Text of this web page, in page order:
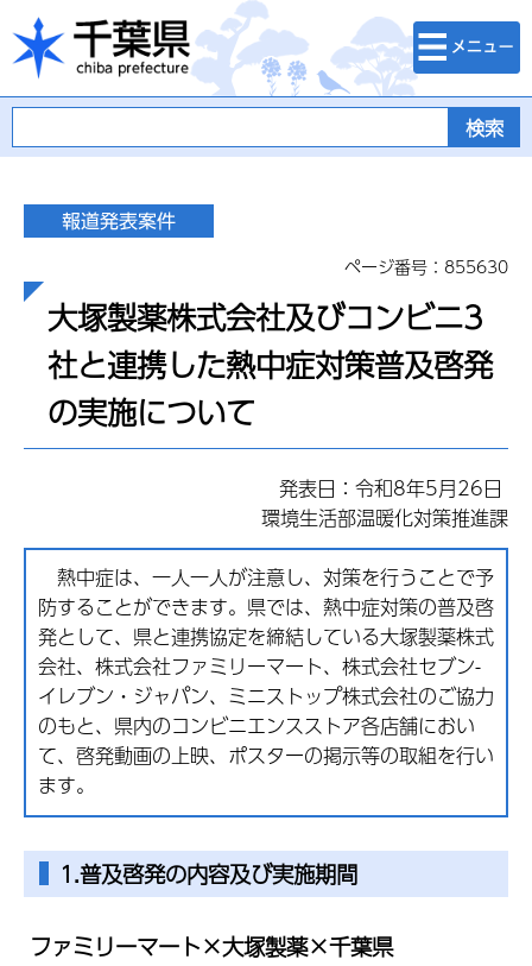
千葉県
検索・メニュ
ー
ページ番号：855630
大塚製薬株式会社及びコンビニ3
社と連携した熱中症対策普及啓発
の実施について
発表日：令和8年5月26日
環境生活部温暖化対策推進課
熱中症は、一人一人が注意し、対策を行うことで予
防することができます。県では、熱中症対策の普及啓
発として、県と連携協定を締結している大塚製薬株式
会社、株式会社ファミリーマート、株式会社セブン-
イレブン・ジャパン、ミニストップ株式会社のご協力
のもと、県内のコンビニエンスストア各店舗におい
て、啓発動画の上映、ポスターの掲示等の取組を行い
ます。
1.普及啓発の内容及び実施期間
ファミリーマート×大塚製薬×千葉県